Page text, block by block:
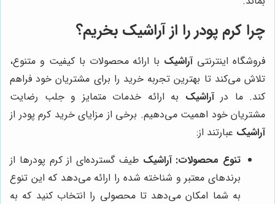
چرا کرم پودر را ازآراشیک بخریم؟
فروشگاه اینترنتیآراشیک با ارائه محصولات با کیفیت و متنوع،
تلاش می‌کند تا بهترین تجربه خرید را برای مشتریان خود فراهم
کند. ما درآراشیک به ارائه خدمات متمایز و جلب رضایت
مشتریان خود اهمیت می‌دهیم. برخی از مزایای خرید کرم پودر از
آراشیک عبارتند از:
تنوع محصولات: آراشیک طیف گسترده‌ای از کرم پودرها از
برندهای معتبر و شناخته شده را ارائه می‌دهد که این تنوع
به شما امکان می‌دهد تا محصولی را انتخاب کنید که به